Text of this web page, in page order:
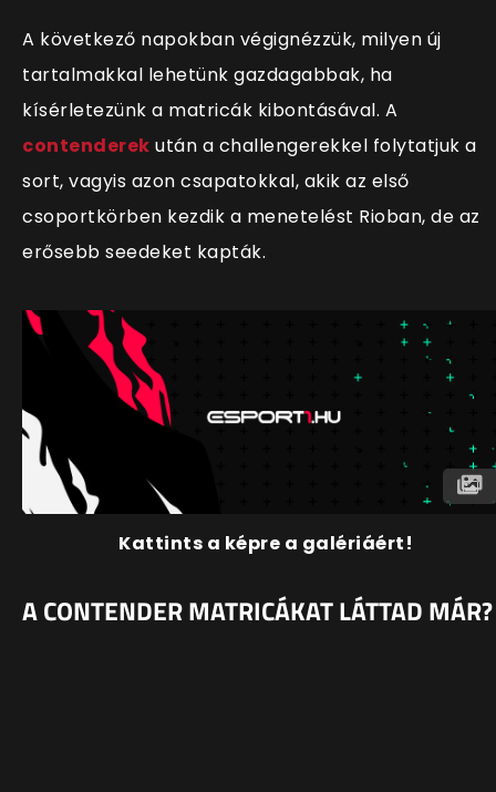
A következő napokban végignézzük, milyen új
tartalmakkal lehetünk gazdagabbak, ha
kísérletezünk a matricák kibontásával. A
contenderek után a challengerekkel folytatjuk a
sort, vagyis azon csapatokkal, akik az első
csoportkörben kezdik a menetelést Rioban, de az
erősebb seedeket kapták.
Kattints a képre a galériáért!
A CONTENDER MATRICÁKAT LÁTTAD MÁR?